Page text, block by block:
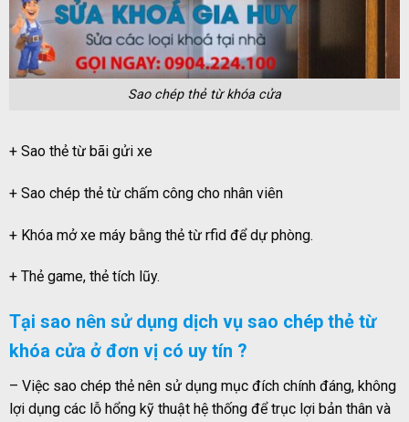
Sao chép thẻ từ khóa cửa
+ Sao thẻ từ bãi gửi xe
+ Sao chép thẻ từ chấm công cho nhân viên
+ Khóa mở xe máy bằng thẻ từ rfid để dự phòng.
+ Thẻ game, thẻ tích lũy.
Tại sao nên sử dụng dịch vụ sao chép thẻ từ
khóa cửa ở đơn vị có uy tín ?
– Việc sao chép thẻ nên sử dụng mục đích chính đáng, không
lợi dụng các lỗ hổng kỹ thuật hệ thống để trục lợi bản thân và